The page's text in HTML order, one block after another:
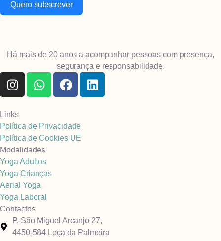
Quero subscrever
Há mais de 20 anos a acompanhar pessoas com presença,
segurança e responsabilidade.
Links
Política de Privacidade
Política de Cookies UE
Modalidades
Yoga Adultos
Yoga Crianças
Aerial Yoga
Yoga Laboral
Contactos
P. São Miguel Arcanjo 27,
4450-584 Leça da Palmeira